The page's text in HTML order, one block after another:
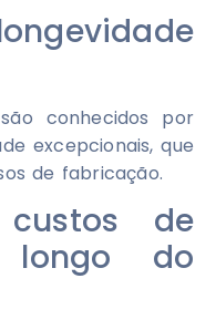
conhecidos por
excepcionais, que
de fabricação.
custos de
longo do